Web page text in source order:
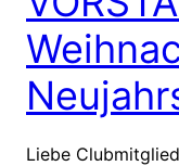
Liebe